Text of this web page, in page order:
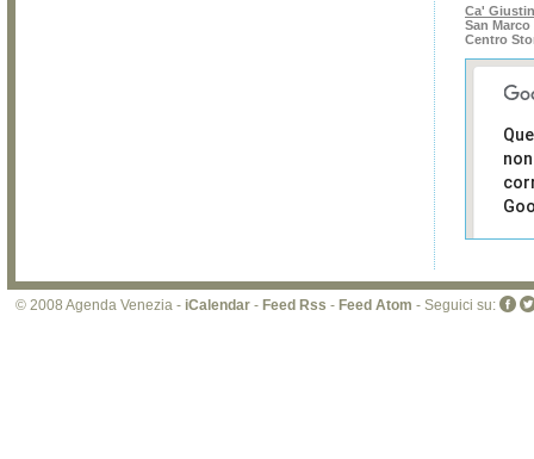
Ca'
San Marco
Centro
di
sito
© 2008 Agenda Venezia - iCalendar - Feed Rss - Feed Atom - Seguici su: